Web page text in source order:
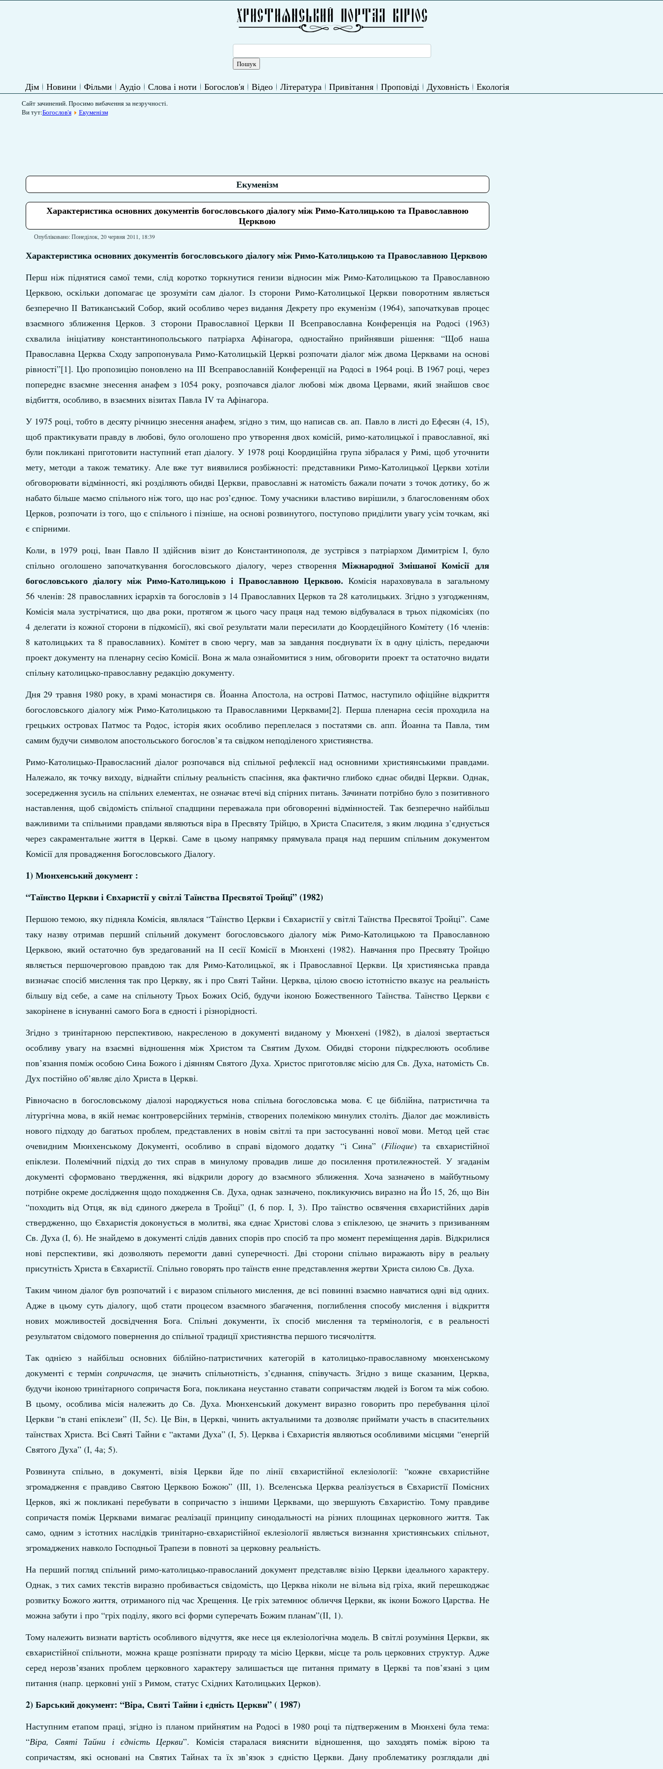
Дім Новини Фільми Аудіо Слова і ноти Богослов'я Відео Література Привітання Проповіді Духовність Екологія
Сайт зачинений. Просимо вибачення за незручності.
Ви тут:Богослов'я Екуменізм
Екуменізм
Характеристика основних документів богословського діалогу між Римо-Католицькою та Православною
Церквою
Опубліковано: Понеділок, 20 червня 2011, 18:39
Характеристика основних документів богословського діалогу між Римо-Католицькою та Православною Церквою
Перш ніж піднятися самої теми, слід коротко торкнутися генизи відносин між Римо-Католицькою та Православною
Церквою, оскільки допомагає це зрозуміти сам діалог. Із сторони Римо-Католицької Церкви поворотним являється
безперечно ІІ Ватиканський Собор, який особливо через видання Декрету про екуменізм (1964), започаткував процес
взаємного зближення Церков. З сторони Православної Церкви ІІ Всеправославна Конференція на Родосі (1963)
схвалила ініціативу константинопольського патріарха Афінагора, одностайно прийнявши рішення: “Щоб наша
Православна Церква Сходу запропонувала Римо-Католицькій Церкві розпочати діалог між двома Церквами на основі
рівності”[1]. Цю пропозицію поновлено на ІІІ Всеправославній Конференції на Родосі в 1964 році. В 1967 році, через
попереднє взаємне знесення анафем з 1054 року, розпочався діалог любові між двома Цервами, який знайшов своє
відбиття, особливо, в взаємних візитах Павла IV та Афінагора.
У 1975 році, тобто в десяту річницю знесення анафем, згідно з тим, що написав св. ап. Павло в листі до Ефесян (4, 15),
щоб практикувати правду в любові, було оголошено про утворення двох комісій, римо-католицької і православної, які
були покликані приготовити наступний етап діалогу. У 1978 році Коордиційна група зібралася у Римі, щоб уточнити
мету, методи а також тематику. Але вже тут виявилися розбіжності: представники Римо-Католицької Церкви хотіли
обговорювати відмінності, які розділяють обидві Церкви, православні ж натомість бажали почати з точок дотику, бо ж
набато більше маємо спільного ніж того, що нас роз’єднює. Тому учасники властиво вирішили, з благословенням обох
Церков, розпочати із того, що є спільного і пізніше, на основі розвинутого, поступово приділити увагу усім точкам, які
є спірними.
Коли, в 1979 році, Іван Павло ІІ здійснив візит до Константинополя, де зустрівся з патріархом Димитрієм І, було
спільно оголошено започаткування богословського діалогу, через створенняМіжнародної Змішаної Комісії для
богословського діалогу між Римо-Католицькою і Православною Церквою. Комісія нараховувала в загальному
56 членів: 28 православних ієрархів та богословів з 14 Православних Церков та 28 католицьких. Згідно з узгодженням,
Комісія мала зустрічатися, що два роки, протягом ж цього часу праця над темою відбувалася в трьох підкомісіях (по
4 делегати із кожної сторони в підкомісії), які свої результати мали пересилати до Коордеційного Комітету (16 членів:
8 католицьких та 8 православних). Комітет в свою чергу, мав за завдання поєднувати їх в одну цілість, передаючи
проект документу на пленарну сесію Комісії. Вона ж мала ознайомитися з ним, обговорити проект та остаточно видати
спільну католицько-православну редакцію документу.
Дня 29 травня 1980 року, в храмі монастиря св. Йоанна Апостола, на острові Патмос, наступило офіційне відкриття
богословського діалогу між Римо-Католицькою та Православними Церквами[2]. Перша пленарна сесія проходила на
грецьких островах Патмос та Родос, історія яких особливо переплелася з постатями св. апп. Йоанна та Павла, тим
самим будучи символом апостольського богослов’я та свідком неподіленого християнства.
Римо-Католицько-Правосласний діалог розпочався від спільної рефлексії над основними християнськими правдами.
Належало, як точку виходу, віднайти спільну реальність спасіння, яка фактично глибоко єднає обидві Церкви. Однак,
зосередження зусиль на спільних елементах, не означає втечі від спірних питань. Зачинати потрібно було з позитивного
наставлення, щоб свідомість спільної спадщини переважала при обговоренні відмінностей. Так безперечно найбільш
важливими та спільними правдами являються віра в Пресвяту Трійцю, в Христа Спасителя, з яким людина з’єднується
через сакраментальне життя в Церкві. Саме в цьому напрямку прямувала праця над першим спільним документом
Комісії для провадження Богословського Діалогу.
1) Мюнхенський документ :
“Таїнство Церкви і Євхаристії у світлі Таїнства Пресвятої Тройці” (1982)
Першою темою, яку підняла Комісія, являлася “Таїнство Церкви і Євхаристії у світлі Таїнства Пресвятої Тройці”. Саме
таку назву отримав перший спільний документ богословського діалогу між Римо-Католицькою та Православною
Церквою, який остаточно був зредагований на ІІ сесії Комісії в Мюнхені (1982). Навчання про Пресвяту Тройцю
являється першочерговою правдою так для Римо-Католицької, як і Православної Церкви. Ця християнська правда
визначає спосіб мислення так про Церкву, як і про Святі Тайни. Церква, цілою своєю істотністю вказує на реальність
більшу від себе, а саме на спільноту Трьох Божих Осіб, будучи іконою Божественного Таїнства. Таїнство Церкви є
закорінене в існуванні самого Бога в єдності і різнорідності.
Згідно з тринітарною перспективою, накресленою в документі виданому у Мюнхені (1982), в діалозі звертається
особливу увагу на взаємні відношення між Христом та Святим Духом. Обидві сторони підкреслюють особливе
пов’язання поміж особою Сина Божого і діянням Святого Духа. Христос приготовляє місію для Св. Духа, натомість Св.
Дух постійно об’являє діло Христа в Церкві.
Рівночасно в богословському діалозі народжується нова спільна богословська мова. Є це біблійна, патристична та
літургічна мова, в якій немає контроверсійних термінів, створених полемікою минулих століть. Діалог дає можливість
нового підходу до багатьох проблем, представлених в новім світлі та при застосуванні нової мови. Метод цей стає
очевидним Мюнхенському Документі, особливо в справі відомого додатку “і Сина” (Filioque) та євхаристійної
епіклези. Полемічний підхід до тих справ в минулому провадив лише до посилення протилежностей. У згаданім
документі сформовано твердження, які відкрили дорогу до взаємного зближення. Хоча зазначено в майбутньому
потрібне окреме дослідження щодо походження Св. Духа, однак зазначено, покликуючись виразно на Йо 15, 26, що Він
“походить від Отця, як від єдиного джерела в Тройці” (І, 6 пор. І, 3). Про таїнство освячення євхаристійних дарів
ствердженно, що Євхаристія доконується в молитві, яка єднає Христові слова з єпіклезою, це значить з призиванням
Св. Духа (І, 6). Не знайдемо в документі слідів давних спорів про спосіб та про момент переміщення дарів. Відкрилися
нові перспективи, які дозволяють перемогти давні суперечності. Дві сторони спільно виражають віру в реальну
присутність Христа в Євхаристії. Спільно говорять про таїнств енне представлення жертви Христа силою Св. Духа.
Таким чином діалог був розпочатий і є виразом спільного мислення, де всі повинні взаємно навчатися одні від одних.
Адже в цьому суть діалогу, щоб стати процесом взаємного збагачення, поглиблення способу мислення і відкриття
нових можливостей досвідчення Бога. Спільні документи, їх спосіб мислення та термінологія, є в реальності
результатом свідомого повернення до спільної традиції християнства першого тисячоліття.
Так однією з найбільш основних біблійно-патристичних категорій в католицько-православному мюнхенському
документі є термін сопричастя, це значить спільнотність, з’єднання, співучасть. Згідно з вище сказаним, Церква,
будучи іконою тринітарного сопричастя Бога, покликана неустанно ставати сопричастям людей із Богом та між собою.
В цьому, особлива місія належить до Св. Духа. Мюнхенський документ виразно говорить про перебування цілої
Церкви “в стані епіклези” (ІІ, 5с). Це Він, в Церкві, чинить актуальними та дозволяє приймати участь в спасительних
таїнствах Христа. Всі Святі Тайни є “актами Духа” (І, 5). Церква і Євхаристія являються особливими місцями “енергій
Святого Духа” (І, 4а; 5).
Розвинута спільно, в документі, візія Церкви йде по лінії євхаристійної еклезіології: “кожне євхаристійне
згромадження є правдиво Святою Церквою Божою” (ІІІ, 1). Вселенська Церква реалізується в Євхаристії Помісних
Церков, які ж покликані перебувати в сопричастю з іншими Церквами, що звершують Євхаристію. Тому правдиве
сопричастя поміж Церквами вимагає реалізації принципу синодальності на різних площинах церковного життя. Так
само, одним з істотних наслідків тринітарно-євхаристійної еклезіології являється визнання християнських спільнот,
згромаджених навколо Господньої Трапези в повноті за церковну реальність.
На перший погляд спільний римо-католицько-правосланий документ представляє візію Церкви ідеального характеру.
Однак, з тих самих текстів виразно пробивається свідомість, що Церква ніколи не вільна від гріха, який перешкоджає
розвитку Божого життя, отриманого під час Хрещення. Це гріх затемнює обличчя Церкви, як ікони Божого Царства. Не
можна забути і про “гріх поділу, якого всі форми суперечать Божим планам”(ІІ, 1).
Тому належить визнати вартість особливого відчуття, яке несе ця еклезіологічна модель. В світлі розуміння Церкви, як
євхаристійної спільноти, можна краще розпізнати природу та місію Церкви, місце та роль церковних структур. Адже
серед нерозв’язаних проблем церковного характеру залишається ще питання примату в Церкві та пов’язані з цим
питання (напр. церковні унії з Римом, статус Східних Католицьких Церков).
2) Барський документ: “Віра, Святі Тайни і єдність Церкви” ( 1987)
Наступним етапом праці, згідно із планом прийнятим на Родосі в 1980 році та підтверженим в Мюнхені була тема:
“Віра, Святі Тайни і єдність Церкви”. Комісія старалася вияснити відношення, що заходять поміж вірою та
сопричастям, які основані на Святих Тайнах та їх зв’язок з єдністю Церкви. Дану проблематику розглядали дві